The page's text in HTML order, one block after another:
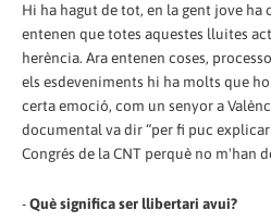
Hi ha hagut de tot, en la gent jove ha
entenen que totes aquestes lluites
herència. Ara entenen coses,
els esdeveniments hi ha molts que
certa emoció, com un senyor a
documental va dir “per fi puc
Congrés de la CNT perquè no m'han
-Què significa ser llibertari avui?